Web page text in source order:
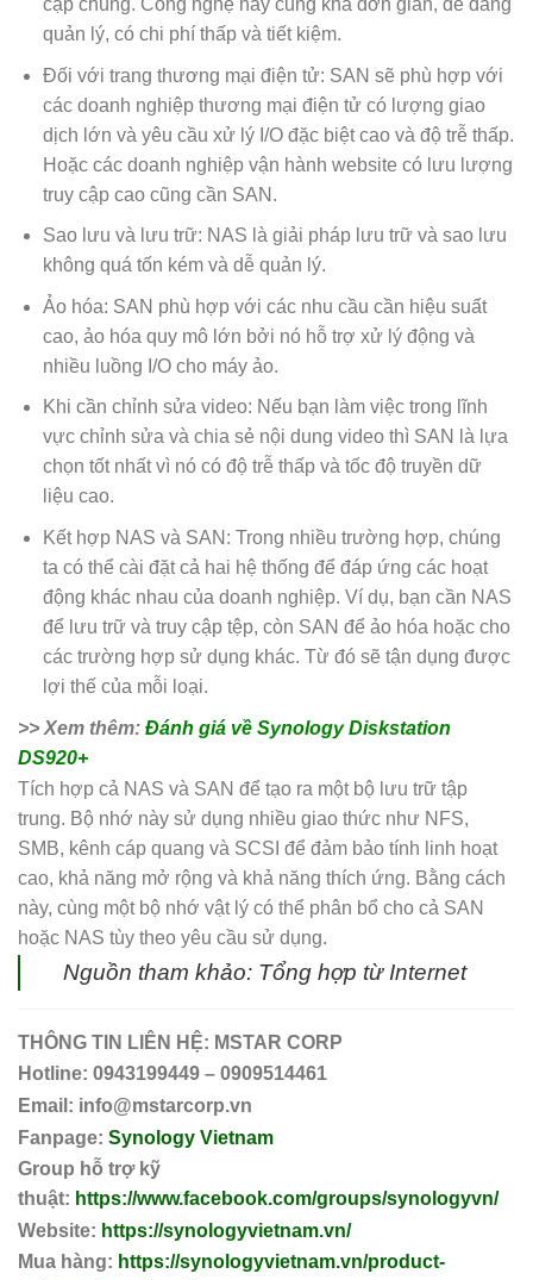
cập chúng. Công nghệ này cũng khá đơn giản, dễ dàng
quản lý, có chi phí thấp và tiết kiệm.
Đối với trang thương mại điện tử: SAN sẽ phù hợp với
các doanh nghiệp thương mại điện tử có lượng giao
dịch lớn và yêu cầu xử lý I/O đặc biệt cao và độ trễ thấp.
Hoặc các doanh nghiệp vận hành website có lưu lượng
truy cập cao cũng cần SAN.
Sao lưu và lưu trữ: NAS là giải pháp lưu trữ và sao lưu
không quá tốn kém và dễ quản lý.
Ảo hóa: SAN phù hợp với các nhu cầu cần hiệu suất
cao, ảo hóa quy mô lớn bởi nó hỗ trợ xử lý động và
nhiều luồng I/O cho máy ảo.
Khi cần chỉnh sửa video: Nếu bạn làm việc trong lĩnh
vực chỉnh sửa và chia sẻ nội dung video thì SAN là lựa
chọn tốt nhất vì nó có độ trễ thấp và tốc độ truyền dữ
liệu cao.
Kết hợp NAS và SAN: Trong nhiều trường hợp, chúng
ta có thể cài đặt cả hai hệ thống để đáp ứng các hoạt
động khác nhau của doanh nghiệp. Ví dụ, bạn cần NAS
để lưu trữ và truy cập tệp, còn SAN để ảo hóa hoặc cho
các trường hợp sử dụng khác. Từ đó sẽ tận dụng được
lợi thế của mỗi loại.
>> Xem thêm: Đánh giá về Synology Diskstation
DS920+
Tích hợp cả NAS và SAN để tạo ra một bộ lưu trữ tập
trung. Bộ nhớ này sử dụng nhiều giao thức như NFS,
SMB, kênh cáp quang và SCSI để đảm bảo tính linh hoạt
cao, khả năng mở rộng và khả năng thích ứng. Bằng cách
này, cùng một bộ nhớ vật lý có thể phân bổ cho cả SAN
hoặc NAS tùy theo yêu cầu sử dụng.
Nguồn tham khảo: Tổng hợp từ Internet
THÔNG TIN LIÊN HỆ: MSTAR CORP
Hotline: 0943199449 – 0909514461
Email: info@mstarcorp.vn
Fanpage: Synology Vietnam
Group hỗ trợ kỹ
thuật: https://www.facebook.com/groups/synologyvn/
Website: https://synologyvietnam.vn/
Mua hàng: https://synologyvietnam.vn/product-